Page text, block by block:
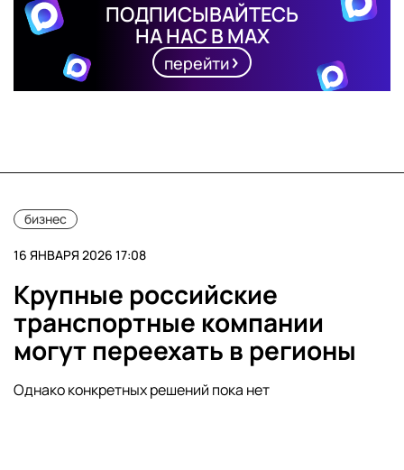
ПОДПИСЫВАЙТЕСЬ
НА НАС В MAX
перейти
бизнес
16 ЯНВАРЯ 2026 17:08
Крупные российские
транспортные компании
могут переехать в регионы
Однако конкретных решений пока нет